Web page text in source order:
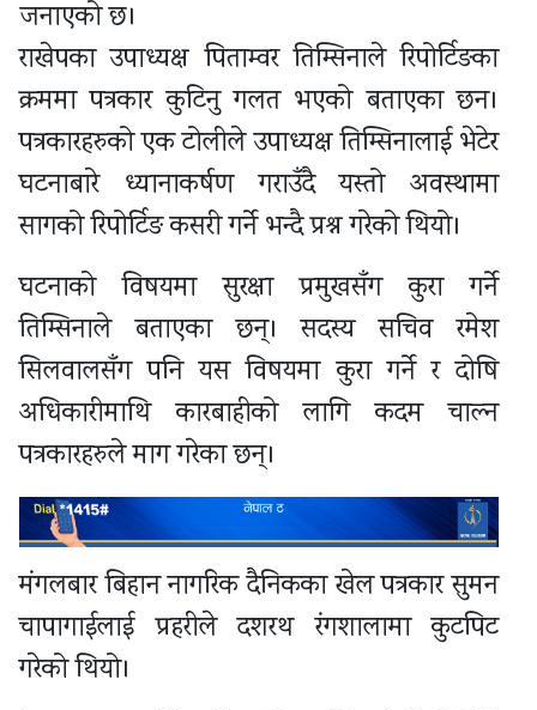
जनाएको छ।
राखेपका उपाध्यक्ष पिताम्वर तिम्सिनाले रिपोर्टिङका
क्रममा पत्रकार कुटिनु गलत भएको बताएका छन।
पत्रकारहरुको एक टोलीले उपाध्यक्ष तिम्सिनालाई भेटेर
घटनाबारे ध्यानाकर्षण गराउँदै यस्तो अवस्थामा
सागको रिपोर्टिङ कसरी गर्ने भन्दै प्रश्न गरेको थियो।
घटनाको विषयमा सुरक्षा प्रमुखसँग कुरा गर्ने
तिम्सिनाले बताएका छन्। सदस्य सचिव रमेश
सिलवालसँग पनि यस विषयमा कुरा गर्ने र दोषि
अधिकारीमाथि कारबाहीको लागि कदम चाल्न
पत्रकारहरुले माग गरेका छन्।
मंगलबार बिहान नागरिक दैनिकका खेल पत्रकार सुमन
चापागाईलाई प्रहरीले दशरथ रंगशालामा कुटपिट
गरेको थियो।